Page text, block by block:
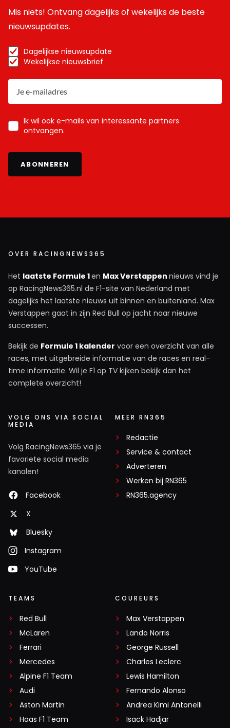
Mis niets! Ontvang dagelijks of wekelijks de beste
nieuwsupdates.
Dagelijkse nieuwsupdate
Wekelijkse nieuwsbrief
Ik wil ook e-mails van interessante partners
ontvangen.
ABONNEREN
OVER RACINGNEWS365
Het laatste Formule 1en Max Verstappen nieuws vind je
op RacingNews365.nl de F1-site van Nederland met
dagelijks het laatste nieuws uit binnen en buitenland. Max
Verstappen gaat in zijn Red Bull op jacht naar nieuwe
successen.
Bekijk de Formule 1 kalender voor een overzicht van alle
races, met uitgebreide informatie van de races en real-
time informatie. Wil je F1 op TV kijken bekijk dan het
complete overzicht!
VOLG ONS VIA SOCIAL
MEDIA
Volg RacingNews365 via je
favoriete social media
kanalen!
Facebook
X
Bluesky
Instagram
YouTube
MEER RN365
Redactie
Service & contact
Adverteren
Werken bij RN365
RN365.agency
TEAMS
Red Bull
McLaren
Ferrari
Mercedes
Alpine F1 Team
Audi
Aston Martin
Haas F1 Team
COUREURS
Max Verstappen
Lando Norris
George Russell
Charles Leclerc
Lewis Hamilton
Fernando Alonso
Andrea Kimi Antonelli
Isack Hadjar